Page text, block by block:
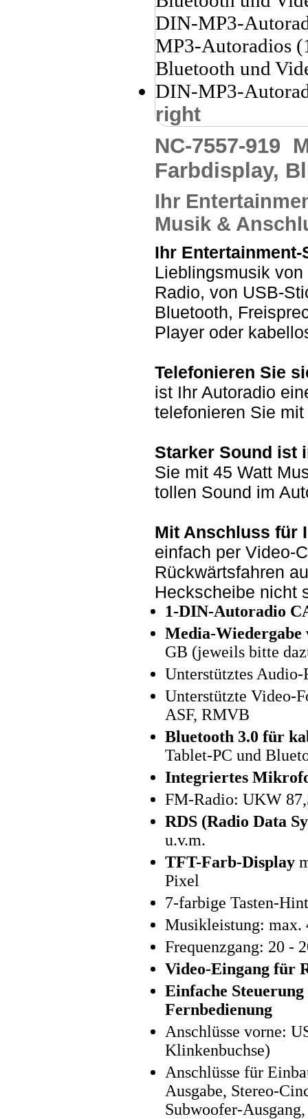
right
NC-7557-919
Farbdisplay,
Ihr
Musik &
Ihr
Lieblingsmusik
Radio, von USB-
Bluetooth,
Player oder
Telefonieren Sie
ist Ihr Autoradio
telefonieren Sie
Starker Sound ist
Sie mit 45 Watt
tollen Sound im
Mit Anschluss für
einfach per Video-
Rückwärtsfahren
Heckscheibe nicht
1-DIN-Autoradio
Media-
GB (jeweils bitte
Unterstütztes
Unterstützte Video-
ASF, RMVB
Bluetooth 3.0 für
Tablet-PC und
Integriertes
FM-Radio: UKW
RDS (Radio Data
u.v.m.
TFT-Farb-Display
Pixel
7-farbige Tasten-
Musikleistung: max.
Frequenzgang: 20 -
Video-Eingang für
Einfache
Fernbedienung
Anschlüsse vorne:
Klinkenbuchse)
Anschlüsse für
Ausgabe, Stereo-
Subwoofer-